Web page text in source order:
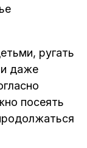
ругать
и даже
посеять